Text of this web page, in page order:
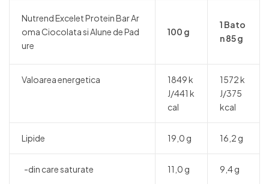
Nutrend Excelet Protein Bar Ar
oma Ciocolata si Alune de Pad
ure
100 g
1 Bato
n 85 g
Valoarea energetica
1849 k
J/441 k
cal
1572 k
J/375
kcal
Lipide 19,0 g 16,2 g
-din care saturate 11,0 g 9,4 g